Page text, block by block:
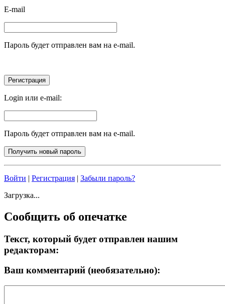
E-mail
Пароль будет отправлен вам на e-mail.
Login или e-mail:
Пароль будет отправлен вам на e-mail.
Войти | Регистрация | Забыли пароль?
Загрузка...
Сообщить об опечатке
Текст, который будет отправлен нашим
редакторам:
Ваш комментарий (необязательно):